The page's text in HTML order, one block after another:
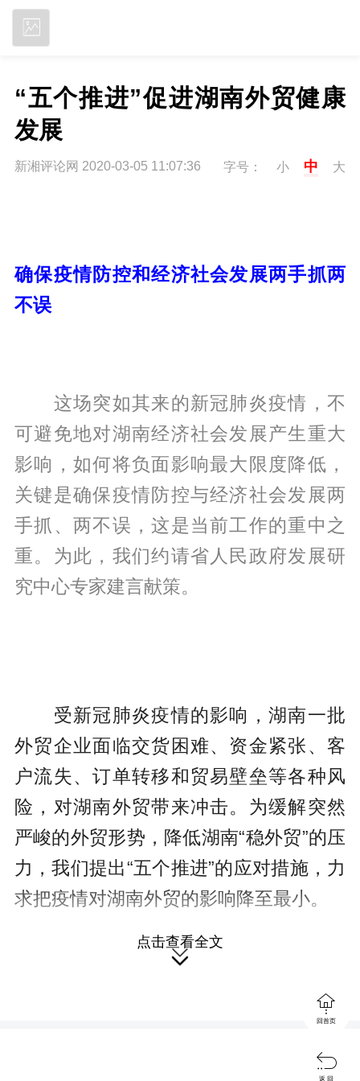
“五个推进”促进湖南外贸健康
发展
新湘评论网 2020-03-05 11:07:36 字号： 小 中 大
确保疫情防控和经济社会发展两手抓两
不误
这场突如其来的新冠肺炎疫情，不
可避免地对湖南经济社会发展产生重大
影响，如何将负面影响最大限度降低，
关键是确保疫情防控与经济社会发展两
手抓、两不误，这是当前工作的重中之
重。为此，我们约请省人民政府发展研
究中心专家建言献策。
受新冠肺炎疫情的影响，湖南一批
外贸企业面临交货困难、资金紧张、客
户流失、订单转移和贸易壁垒等各种风
险，对湖南外贸带来冲击。为缓解突然
严峻的外贸形势，降低湖南“稳外贸”的压
力，我们提出“五个推进”的应对措施，力
求把疫情对湖南外贸的影响降至最小。
小的骨干外贸企业的出口，赢得出口主
口等传统优势，实现更宽领域的国际产
点击查看全文


回首页

返 回